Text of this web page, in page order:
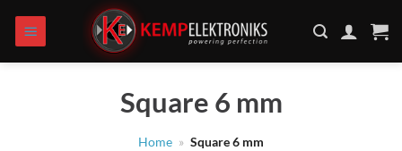
Inhalt
springen
Square 6 mm
Home » Square 6 mm